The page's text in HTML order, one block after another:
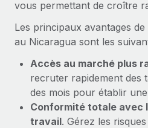
vous permettant de croître
Les principaux avantages
au Nicaragua sont les
Accès au marché plus
recruter rapidement des
des mois pour établir
Conformité totale avec
travail. Gérez les